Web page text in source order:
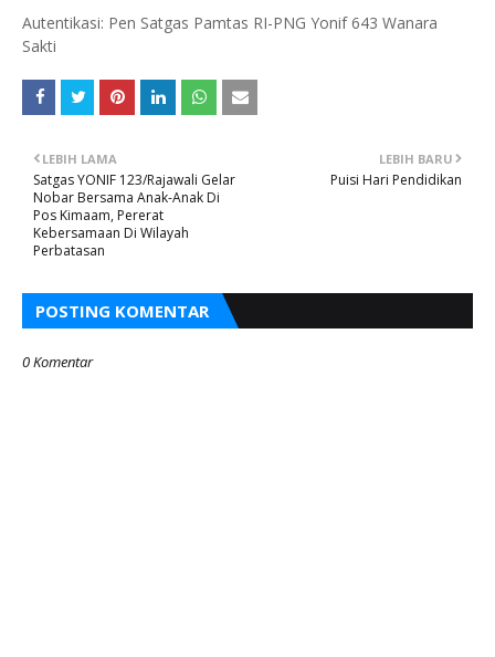
Autentikasi: Pen Satgas Pamtas RI-PNG Yonif 643 Wanara
Sakti
LEBIH BARU
Puisi Hari Pendidikan
LEBIH LAMA
Satgas YONIF 123/Rajawali Gelar
Nobar Bersama Anak-Anak Di
Pos Kimaam, Pererat
Kebersamaan Di Wilayah
Perbatasan
POSTING KOMENTAR
0 Komentar